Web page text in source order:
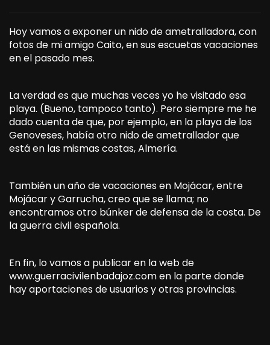
Hoy vamos a exponer un nido de ametralladora, con
fotos de mi amigo Caito, en sus escuetas vacaciones
en el pasado mes.
La verdad es que muchas veces yo he visitado esa
playa. (Bueno, tampoco tanto). Pero siempre me he
dado cuenta de que, por ejemplo, en la playa de los
Genoveses, había otro nido de ametrallador que
está en las mismas costas, Almería.
También un año de vacaciones en Mojácar, entre
Mojácar y Garrucha, creo que se llama; no
encontramos otro búnker de defensa de la costa. De
la guerra civil española.
En fin, lo vamos a publicar en la web de
www.guerracivilenbadajoz.com en la parte donde
hay aportaciones de usuarios y otras provincias.